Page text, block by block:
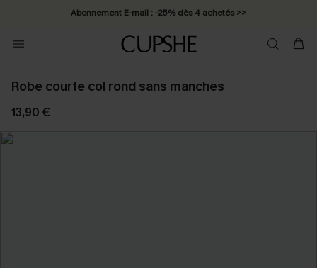
Abonnement E-mail : -25% dès 4 achetés >>
Robe courte col rond sans manches
13,90 €